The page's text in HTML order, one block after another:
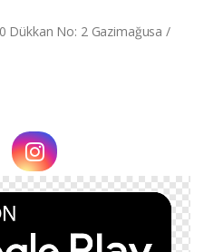
Dükkan No: 2 Gazimağusa /